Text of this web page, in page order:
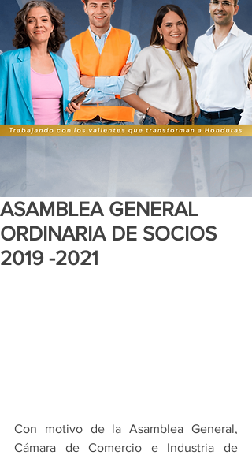
ASAMBLEA GENERAL
ORDINARIA DE SOCIOS
2019 -2021
Con motivo de la Asamblea General,
Cámara de Comercio e Industria de